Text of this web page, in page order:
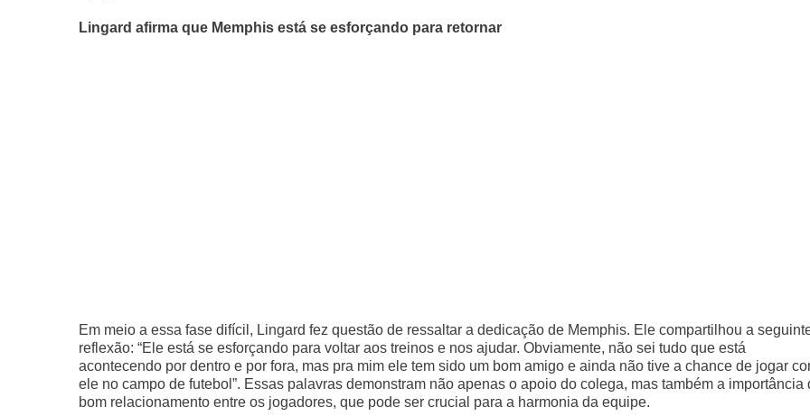
Lingard afirma que Memphis está se esforçando para retornar
Em meio a essa fase difícil, Lingard fez questão de ressaltar a dedicação de Memphis. Ele compartilhou a
reflexão: “Ele está se esforçando para voltar aos treinos e nos ajudar. Obviamente, não sei tudo que está
acontecendo por dentro e por fora, mas pra mim ele tem sido um bom amigo e ainda não tive a chance de jogar
ele no campo de futebol”. Essas palavras demonstram não apenas o apoio do colega, mas também a importância
bom relacionamento entre os jogadores, que pode ser crucial para a harmonia da equipe.